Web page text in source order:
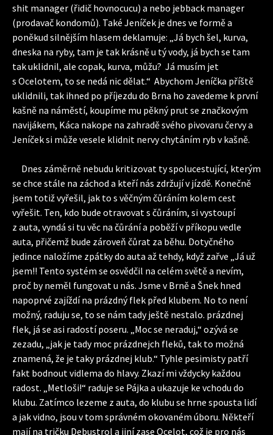
shit manager (řidič hovnocucu) a nebo jebback manager
(prodavač kondomů). Také Jeníček je dnes ve formě a
poněkud silnějším hlasem deklamuje: „Já bych šel, kurva,
dneska na ryby, tam je tak krásně u tý vody, já bych se tam
tak uklidnil, ale copak, kurva, můžu? Já musím jet
s Ocelotem, to se nedá nic dělat.“ Abychom Jeníčka příště
uklidnili, tak ihned po příjezdu do Brna ho zavedeme k první
kašně na náměstí, koupíme mu pěkný prut se značkovým
navijákem, Káca nakope na zahradě svého pivovaru červy a
Jeníček si může vesele klidnit nervy chytáním ryb v kašně.
Dnes záměrně nebudu kritizovat ty spolucestující, kterým
se chce stále na záchod a kteří nás zdržují v jízdě. Konečně
jsem totiž vyřešil, jak to s věčným čůráním kolem cest
vyřešit. Ten, kdo bude otravovat s čůráním, si vystoupí
z auta, vyndá si tu věc na čůrání a poběží v příkopu vedle
auta, přičemž bude zároveň čůrat za běhu. Dotyčného
jedince naložíme zpátky do auta až tehdy, když zařve „Já už
jsem!! Tento systém se osvědčil na celém světě a nevím,
proč by neměl fungovat u nás. Jsme v Brně a Šnek hned
napoprvé zajíždí na prázdný flek před klubem. No to není
možný, raduju se, to se nám tady ještě nestalo. prázdnej
flek, já se asi radostí poseru. „Moc se neraduj,“ ozývá se
zezadu, „jak je tady moc prázdnejch fleků, tak to možná
znamená, že je taky prázdnej klub.“ Tyhle pesimisty patří
fakt bodnout vidlema do hlavy. Zkazí mi vždycky každou
radost. „Metloši!“ raduje se Pájka a ukazuje ke vchodu do
klubu. Zatímco lezeme z auta, do klubu se hrne spousta lidí
a jak vidno, jsou v tom správném okovaném úboru. Někteří
mají na tričku Debustrol a jiní zase Ocelot, což je pro nás